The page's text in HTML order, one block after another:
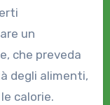
un
che preveda
degli alimenti,
calorie.